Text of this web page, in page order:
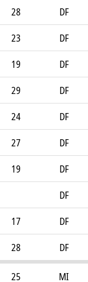
28 DF
23 DF
19 DF
29
DF
24
DF
27
DF
19
DF
DF
17
DF
28 DF
25 MI